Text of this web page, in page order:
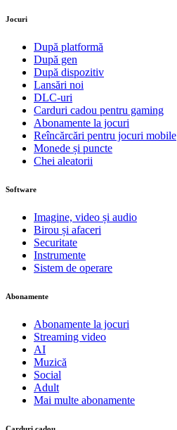
Jocuri
După platformă
După gen
După dispozitiv
Lansări noi
DLC-uri
Carduri cadou pentru gaming
Abonamente la jocuri
Reîncărcări pentru jocuri mobile
Monede și puncte
Chei aleatorii
Software
Imagine, video și audio
Birou și afaceri
Securitate
Instrumente
Sistem de operare
Abonamente
Abonamente la jocuri
Streaming video
AI
Muzică
Social
Adult
Mai multe abonamente